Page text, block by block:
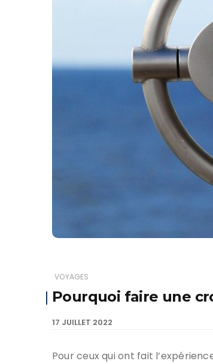
VOYAGES
Pourquoi faire une
17 JUILLET 2022
Pour ceux qui ont fait